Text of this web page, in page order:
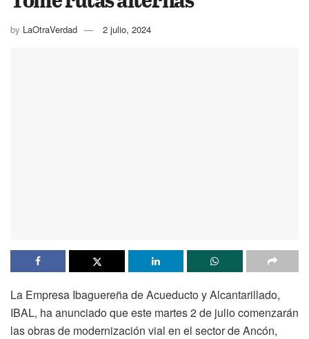
by LaOtraVerdad 2 julio, 2024
La Empresa Ibaguereña de Acueducto y Alcantarillado,
IBAL, ha anunciado que este martes 2 de julio comenzarán
las obras de modernización vial en el sector de Ancón,